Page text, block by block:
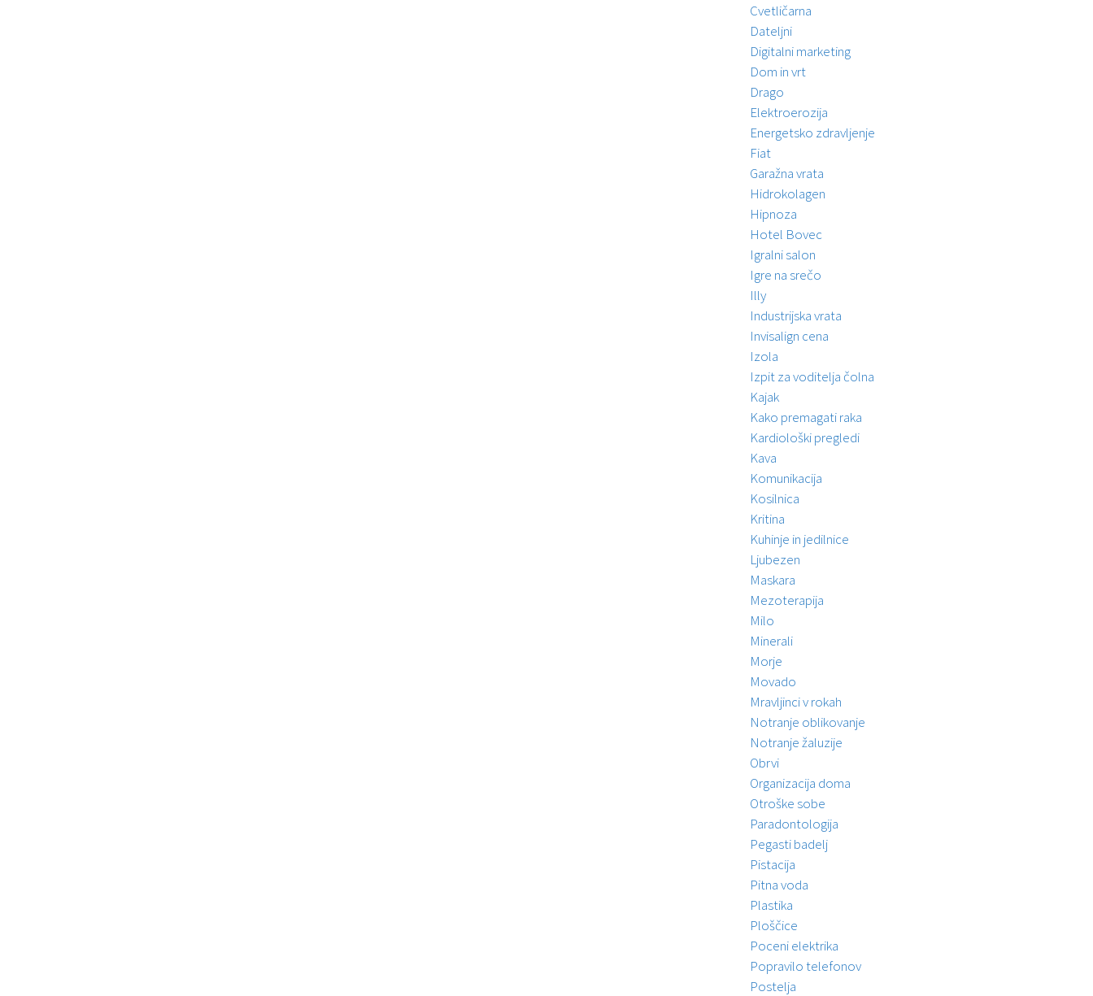
Cvetličarna
Dateljni
Digitalni marketing
Dom in vrt
Drago
Elektroerozija
Energetsko zdravljenje
Fiat
Garažna vrata
Hidrokolagen
Hipnoza
Hotel Bovec
Igralni salon
Igre na srečo
Illy
Industrijska vrata
Invisalign cena
Izola
Izpit za voditelja čolna
Kajak
Kako premagati raka
Kardiološki pregledi
Kava
Komunikacija
Kosilnica
Kritina
Kuhinje in jedilnice
Ljubezen
Maskara
Mezoterapija
Milo
Minerali
Morje
Movado
Mravljinci v rokah
Notranje oblikovanje
Notranje žaluzije
Obrvi
Organizacija doma
Otroške sobe
Paradontologija
Pegasti badelj
Pistacija
Pitna voda
Plastika
Ploščice
Poceni elektrika
Popravilo telefonov
Postelja